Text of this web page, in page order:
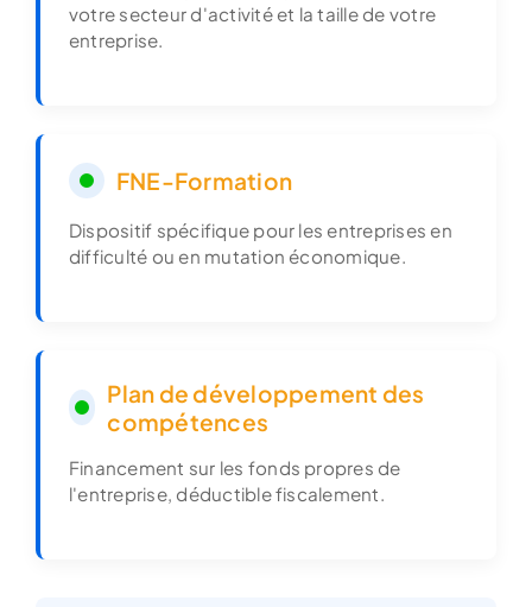
votre secteur d'activité et la taille de votre
entreprise.
FNE-Formation
Dispositif spécifique pour les entreprises en
difficulté ou en mutation économique.
Plan de développement des
compétences
Financement sur les fonds propres de
l'entreprise, déductible fiscalement.